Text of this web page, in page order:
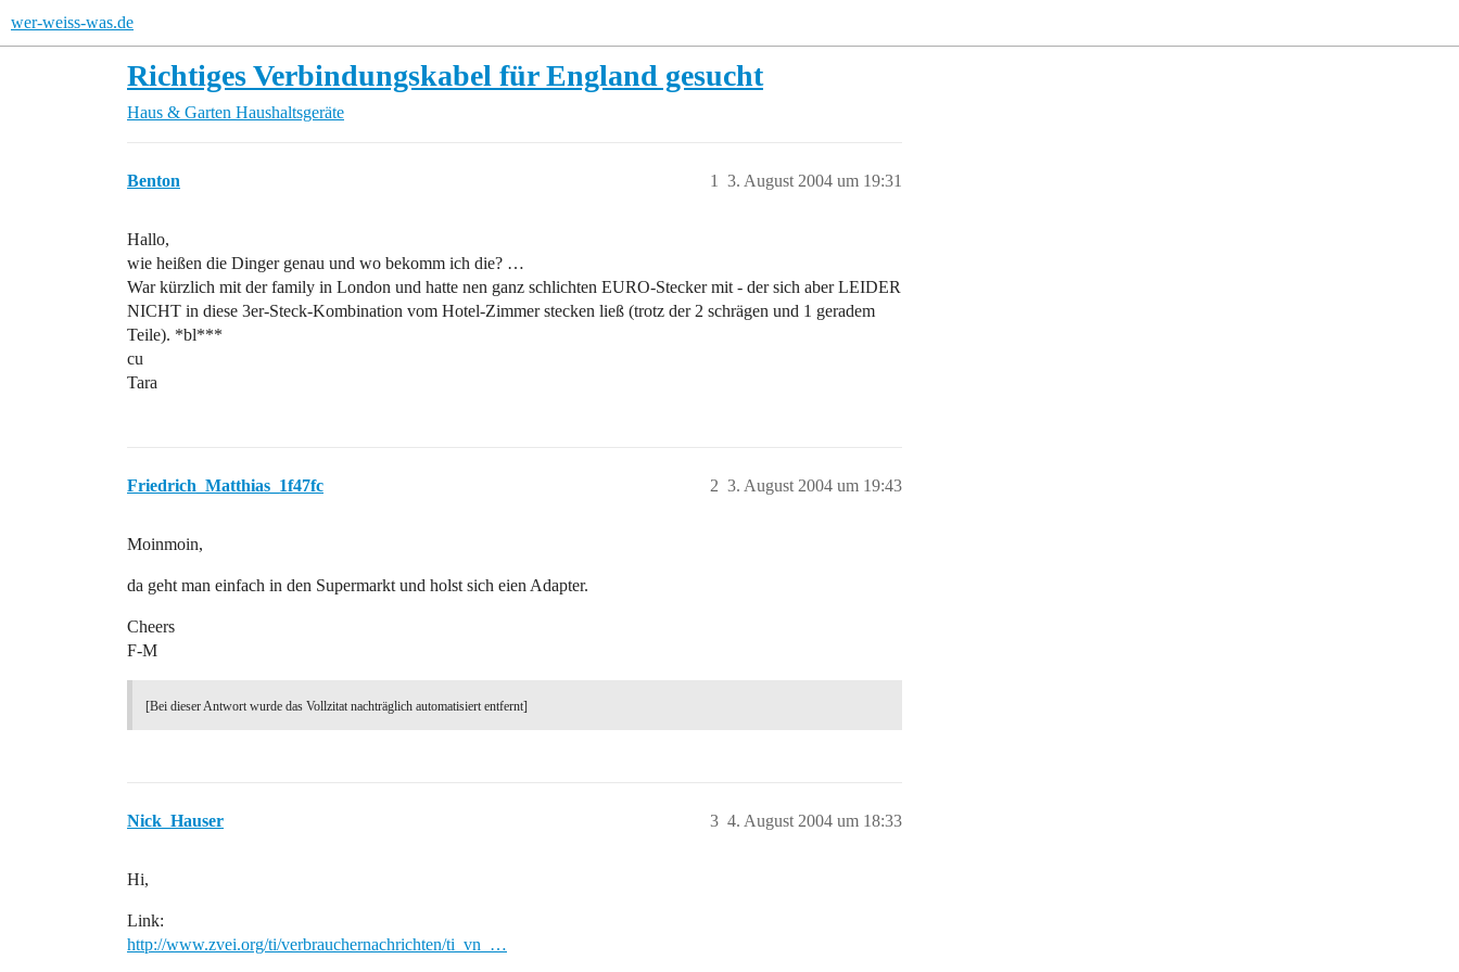
wer-weiss-was.de
Richtiges Verbindungskabel für England gesucht
Haus & Garten Haushaltsgeräte
Benton 3. August 2004 um 19:31
1
Hallo,
wie heißen die Dinger genau und wo bekomm ich die? …
War kürzlich mit der family in London und hatte nen ganz schlichten EURO-Stecker mit - der sich aber LEIDER
NICHT in diese 3er-Steck-Kombination vom Hotel-Zimmer stecken ließ (trotz der 2 schrägen und 1 geradem
Teile). *bl***
cu
Tara
Friedrich_Matthias_1f47fc 3. August 2004 um 19:43
2
Moinmoin,
da geht man einfach in den Supermarkt und holst sich eien Adapter.
Cheers
F-M
[Bei dieser Antwort wurde das Vollzitat nachträglich automatisiert entfernt]
Nick_Hauser 4. August 2004 um 18:33
3
Hi,
Link:
http://www.zvei.org/ti/verbrauchernachrichten/ti_vn_…